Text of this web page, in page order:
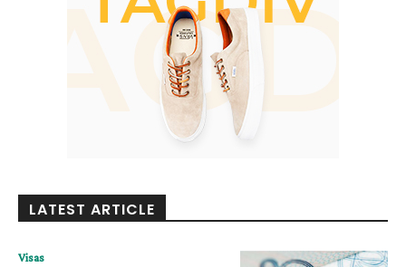
LATEST ARTICLE
Visas